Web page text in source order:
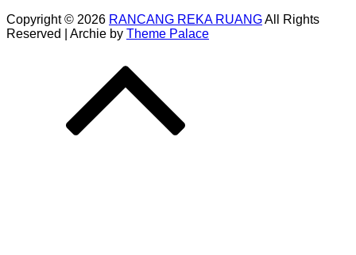
Copyright © 2026 RANCANG REKA RUANGAll Rights
Reserved | Archie by Theme Palace